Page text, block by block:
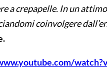
a crepapelle. In un
coinvolgere